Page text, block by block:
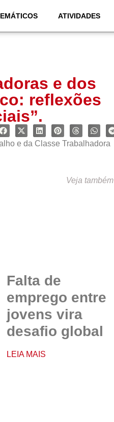
ATIVIDADES
e dos
reflexões
e da Classe Trabalhadora
Veja também
Falta de
emprego entre
jovens vira
desafio global
LEIA MAIS